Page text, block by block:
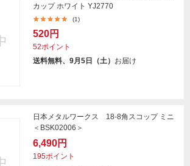
カップ ホワイト YJ2770
(1)
520円
52ポイント
送料無料、9月5日（土） お届け
日本メタルワークス 18-8角スコップ ミニ
＜BSK02006＞
6,490円
195ポイント